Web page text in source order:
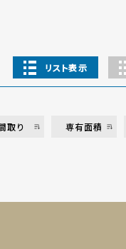
リスト表示
取り 専有面積